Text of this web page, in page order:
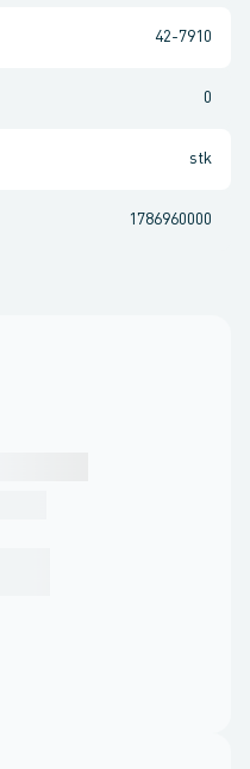
42-7910
0
stk
1786960000